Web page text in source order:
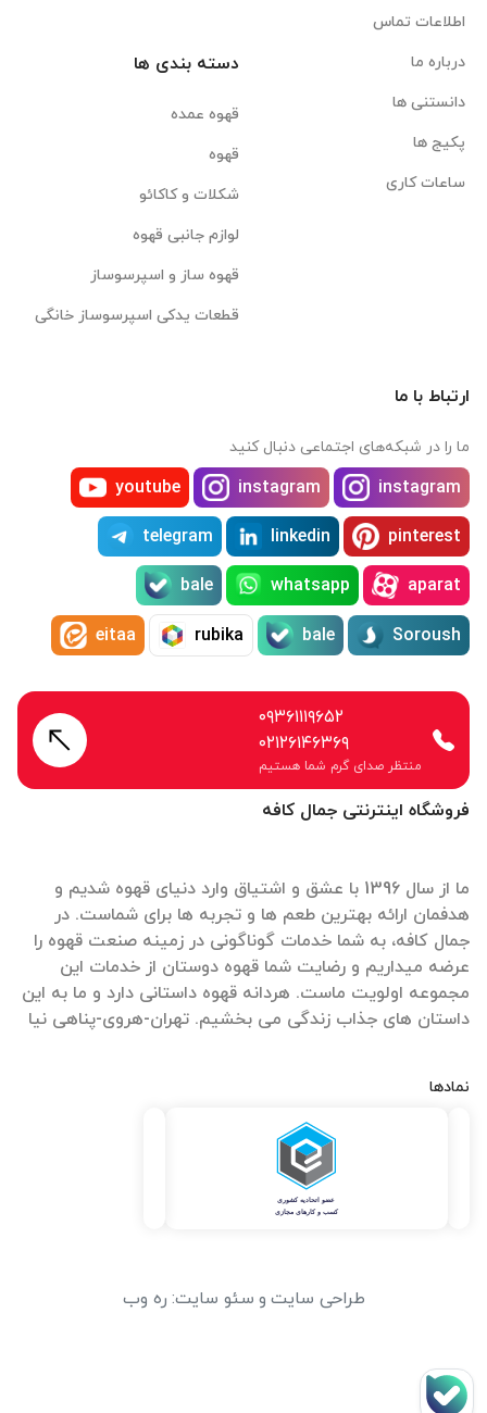
فروشگاه اینترنتی جمال کافه
ما از سال 1396 با عشق و اشتیاق وارد دنیای قهوه شدیم و
هدفمان ارائه بهترین طعم ها و تجربه ها برای شماست. در
جمال کافه، به شما خدمات گوناگونی در زمینه صنعت قهوه را
عرضه میداریم و رضایت شما قهوه دوستان از خدمات این
مجموعه اولویت ماست. هردانه قهوه داستانی دارد و ما به این
داستان های جذاب زندگی می بخشیم. تهران-هروی-پناهی نیا
نمادها
اطلاعات تماس
درباره ما
دانستنی ها
پکیج ها
ساعات کاری
دسته بندی ها
قهوه عمده
قهوه
شکلات و کاکائو
لوازم جانبی قهوه
قهوه ساز و اسپرسوساز
قطعات یدکی اسپرسوساز خانگی
ارتباط با ما
ما را در شبکه‌های اجتماعی دنبال کنید
instagram
instagram
youtube
pinterest
linkedin
telegram
aparat
whatsapp
bale
Soroush
bale
rubika
eitaa
۰۹۳۶۱۱۱۹۶۵۲
۰۲۱۲۶۱۴۶۳۶۹
منتظر صدای گرم شما هستیم
طراحی سایت و سئو سایت: ره وب